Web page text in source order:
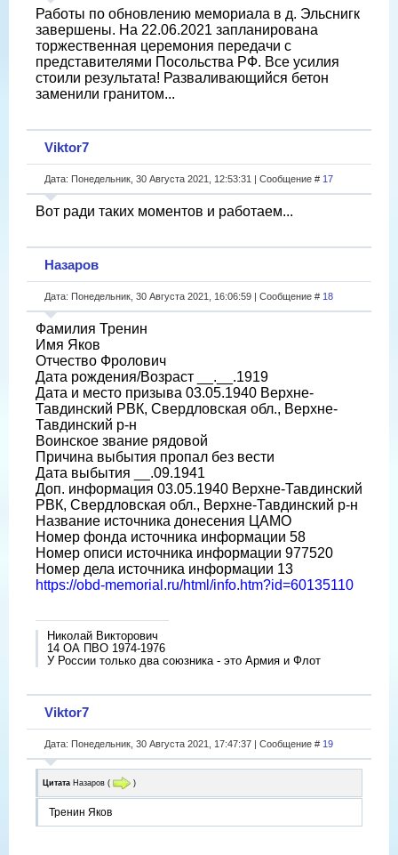
Работы по обновлению мемориала в д. Эльснигк
завершены. На 22.06.2021 запланирована
торжественная церемония передачи с
представителями Посольства РФ. Все усилия
стоили результата! Разваливающийся бетон
заменили гранитом...
Viktor7
Дата: Понедельник, 30 Августа 2021, 12:53:31 | Сообщение # 17
Вот ради таких моментов и работаем...
Назаров
Дата: Понедельник, 30 Августа 2021, 16:06:59 | Сообщение # 18
Фамилия Тренин
Имя Яков
Отчество Фролович
Дата рождения/Возраст __.__.1919
Дата и место призыва 03.05.1940 Верхне-
Тавдинский РВК, Свердловская обл., Верхне-
Тавдинский р-н
Воинское звание рядовой
Причина выбытия пропал без вести
Дата выбытия __.09.1941
Доп. информация 03.05.1940 Верхне-Тавдинский
РВК, Свердловская обл., Верхне-Тавдинский р-н
Название источника донесения ЦАМО
Номер фонда источника информации 58
Номер описи источника информации 977520
Номер дела источника информации 13
https://obd-memorial.ru/html/info.htm?id=60135110
Николай Викторович
14 ОА ПВО 1974-1976
У России только два союзника - это Армия и Флот
Viktor7
Дата: Понедельник, 30 Августа 2021, 17:47:37 | Сообщение # 19
Цитата Назаров ( )
Тренин Яков